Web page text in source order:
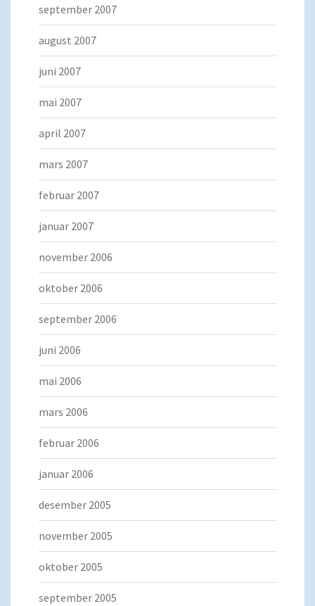
september 2007
august 2007
juni 2007
mai 2007
april 2007
mars 2007
februar 2007
januar 2007
november 2006
oktober 2006
september 2006
juni 2006
mai 2006
mars 2006
februar 2006
januar 2006
desember 2005
november 2005
oktober 2005
september 2005